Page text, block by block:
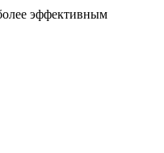
эффективным